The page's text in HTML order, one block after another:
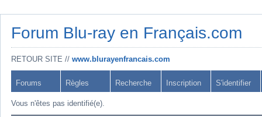
Forum Blu-ray en Français.com
RETOUR SITE // www.blurayenfrancais.com
Forums Règles Recherche Inscription S'identifier
Vous n'êtes pas identifié(e).